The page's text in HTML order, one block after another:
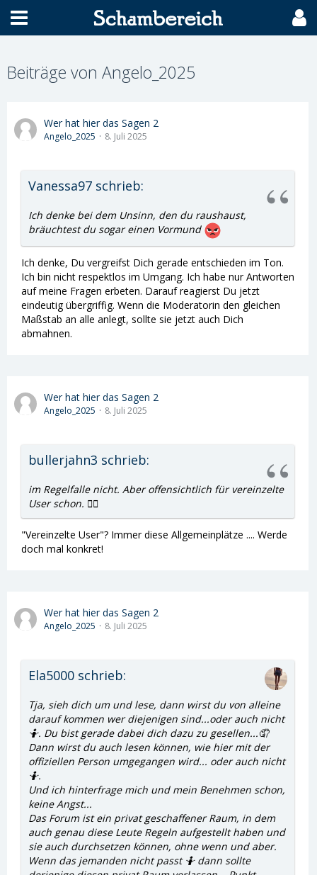
Beiträge von Angelo_2025
Wer hat hier das Sagen 2
Angelo_2025 8. Juli 2025
Vanessa97 schrieb:
Ich denke bei dem Unsinn, den du raushaust,
bräuchtest du sogar einen Vormund
Ich denke, Du vergreifst Dich gerade entschieden im Ton.
Ich bin nicht respektlos im Umgang. Ich habe nur Antworten
auf meine Fragen erbeten. Darauf reagierst Du jetzt
eindeutig übergriffig. Wenn die Moderatorin den gleichen
Maßstab an alle anlegt, sollte sie jetzt auch Dich
abmahnen.
Wer hat hier das Sagen 2
Angelo_2025 8. Juli 2025
bullerjahn3 schrieb:
im Regelfalle nicht. Aber offensichtlich für vereinzelte
User schon. 🤦‍♂️
"Vereinzelte User"? Immer diese Allgemeinplätze .... Werde
doch mal konkret!
Wer hat hier das Sagen 2
Angelo_2025 8. Juli 2025
Ela5000 schrieb:
Tja, sieh dich um und lese, dann wirst du von alleine
darauf kommen wer diejenigen sind...oder auch nicht
🤷. Du bist gerade dabei dich dazu zu gesellen...🤦
Dann wirst du auch lesen können, wie hier mit der
offiziellen Person umgegangen wird... oder auch nicht
🤷.
Und ich hinterfrage mich und mein Benehmen schon,
keine Angst...
Das Forum ist ein privat geschaffener Raum, in dem
auch genau diese Leute Regeln aufgestellt haben und
sie auch durchsetzen können, ohne wenn und aber.
Wenn das jemanden nicht passt 🤷 dann sollte